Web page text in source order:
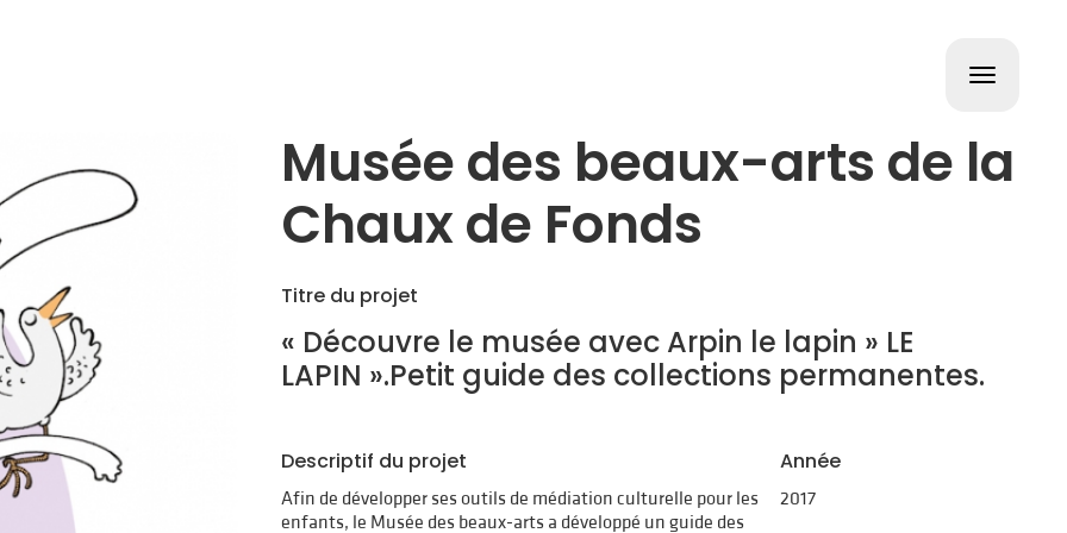
Musée des beaux-arts de la
Chaux de Fonds
Titre du projet
« Découvre le musée avec Arpin le lapin » LE
LAPIN ».Petit guide des collections permanentes.
Descriptif du projet
Afin de développer ses outils de médiation culturelle pour les
enfants, le Musée des beaux-arts a développé un guide des
Année
2017